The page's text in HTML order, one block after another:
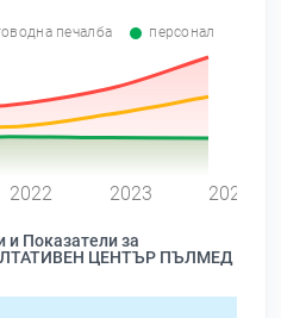
печалба персонал
2022 2023 2024
Показатели за
ЦЕНТЪР ПЪЛМЕД